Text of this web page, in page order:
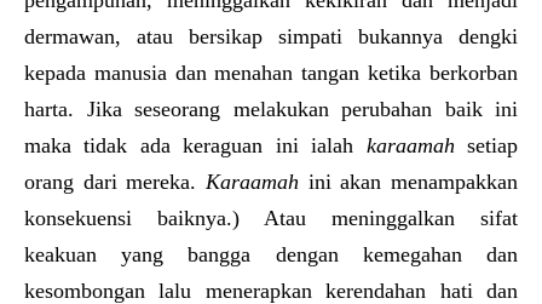
dermawan, atau bersikap simpati bukannya dengki
kepada manusia dan menahan tangan ketika berkorban
harta. Jika seseorang melakukan perubahan baik ini
maka tidak ada keraguan ini ialah karaamah setiap
orang dari mereka. Karaamah ini akan menampakkan
konsekuensi baiknya.) Atau meninggalkan sifat
keakuan yang bangga dengan kemegahan dan
kesombongan lalu menerapkan kerendahan hati dan